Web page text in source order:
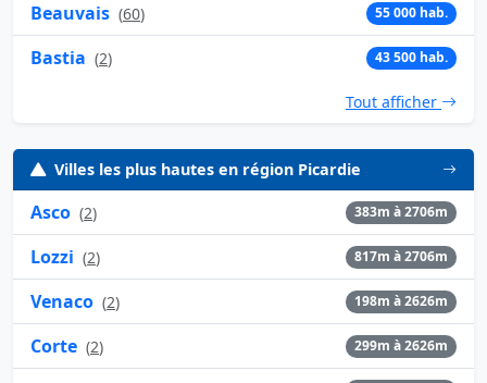
Beauvais (60) 55 000 hab.
Bastia (2) 43 500 hab.
Tout afficher
Villes les plus hautes en région Picardie
Asco (2) 383m à 2706m
Lozzi (2) 817m à 2706m
Venaco (2) 198m à 2626m
Corte (2) 299m à 2626m